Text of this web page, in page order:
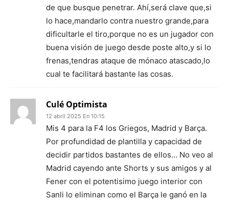
de que busque penetrar. Ahí,será clave que,si
lo hace,mandarlo contra nuestro grande,para
dificultarle el tiro,porque no es un jugador con
buena visión de juego desde poste alto,y si lo
frenas,tendras ataque de mónaco atascado,lo
cual te facilitará bastante las cosas.
Culé Optimista
12 abril 2025 En 10:15
Mis 4 para la F4 los Griegos, Madrid y Barça.
Por profundidad de plantilla y capacidad de
decidir partidos bastantes de ellos… No veo al
Madrid cayendo ante Shorts y sus amigos y al
Fener con el potentisimo juego interior con
Sanli lo eliminan como el Barça le ganó en la